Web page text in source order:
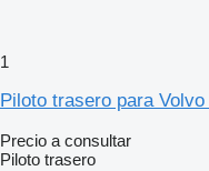
1
Piloto trasero para
Precio a consultar
Piloto trasero